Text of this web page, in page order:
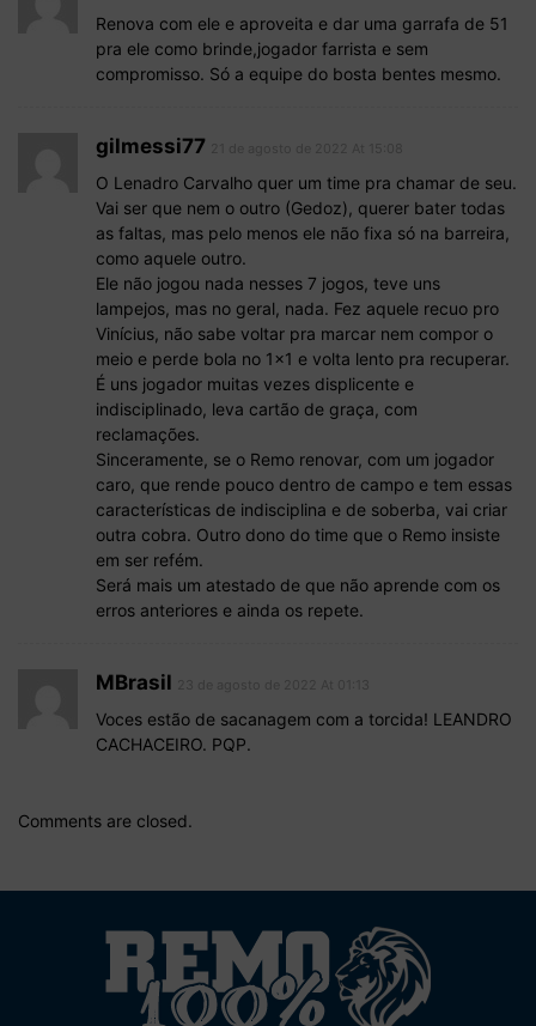
Renova com ele e aproveita e dar uma garrafa de 51
pra ele como brinde,jogador farrista e sem
compromisso. Só a equipe do bosta bentes mesmo.
gilmessi77
O Lenadro Carvalho quer um time pra chamar de seu.
Vai ser que nem o outro (Gedoz), querer bater todas
as faltas, mas pelo menos ele não fixa só na barreira,
como aquele outro.
Ele não jogou nada nesses 7 jogos, teve uns
lampejos, mas no geral, nada. Fez aquele recuo pro
Vinícius, não sabe voltar pra marcar nem compor o
meio e perde bola no 1×1 e volta lento pra recuperar.
É uns jogador muitas vezes displicente e
indisciplinado, leva cartão de graça, com
reclamações.
Sinceramente, se o Remo renovar, com um jogador
caro, que rende pouco dentro de campo e tem essas
características de indisciplina e de soberba, vai criar
outra cobra. Outro dono do time que o Remo insiste
em ser refém.
Será mais um atestado de que não aprende com os
erros anteriores e ainda os repete.
MBrasil
Voces estão de sacanagem com a torcida! LEANDRO
CACHACEIRO. PQP.
Comments are closed.